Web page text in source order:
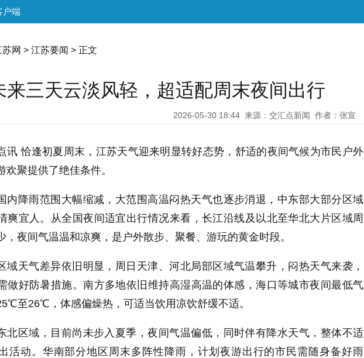
户端
网 > 江苏要闻 > 正文
三天云淡风轻，超适配周末夜间出行
2026-05-30 18:44 来源：交汇点新闻 作者：张宣
讯 恰逢初夏周末，江苏天气迎来明显转好态势，舒适的夜间气候为市民户外
欢聚提供了绝佳条件。
内降雨范围大幅缩减，大范围高温闷热天气也逐步消退，中东部大部分区域
爽宜人。从全国夜间适宜出行情况来看，长江沿线及以北至华北大片区域周
，夜间气温温和凉爽，是户外散步、聚餐、游玩的黄金时段。
域天气差异依旧明显，周日天津、河北局部区域气温攀升，闷热天气来袭，
做好防暑措施。南方多地依旧维持高湿高温的体感，海口等城市夜间最低气
至26℃，体感偏燥热，可适当饮用凉饮舒缓不适。
北区域，目前尚未步入夏季，夜间气温偏低，同时伴有降水天气，整体不适
活动。华南部分地区周末多阵性降雨，计划夜游出行的市民需随身备好雨